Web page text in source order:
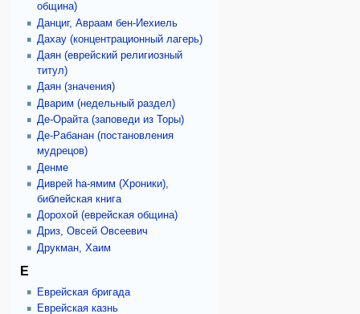
община)
Данциг, Авраам бен-Иехиель
Дахау (концентрационный лагерь)
Даян (еврейский религиозный
титул)
Даян (значения)
Дварим (недельный раздел)
Де-Орайта (заповеди из Торы)
Де-Рабанан (постановления
мудрецов)
Денме
Диврей hа-ямим (Хроники),
библейская книга
Дорохой (еврейская община)
Дриз, Овсей Овсеевич
Друкман, Хаим
Е
Еврейская бригада
Еврейская казнь